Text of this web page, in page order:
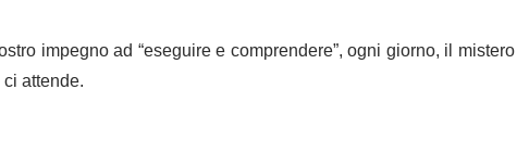
impegno ad “eseguire e comprendere”, ogni giorno, il mistero
attende.